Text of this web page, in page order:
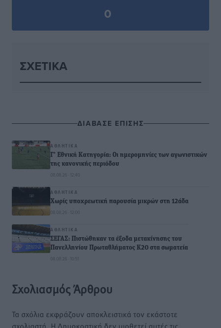
0
ΣΧΕΤΙΚΆ
ΔΙΑΒΑΣΕ ΕΠΙΣΗΣ
ΑΘΛΗΤΙΚΆ
Γ’ Εθνική Κατηγορία: Οι ημερομηνίες των αγωνιστικών
της κανονικής περιόδου
08.08.26 · 12:40
ΑΘΛΗΤΙΚΆ
Χωρίς υποχρεωτική παρουσία μικρών στη 12άδα
08.08.26 · 12:00
ΑΘΛΗΤΙΚΆ
ΣΕΓΑΣ: Πιστώθηκαν τα έξοδα μετακίνησης του
Πανελληνίου Πρωταθλήματος Κ20 στα σωματεία
08.08.26 · 10:51
Σχολιασμός Άρθρου
Τα σχόλια εκφράζουν αποκλειστικά τον εκάστοτε
σχολιαστή. Η Δημοκρατική δεν υιοθετεί αυτές τις